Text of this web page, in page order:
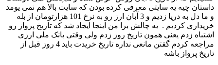
داستان چیه یه سایتی معرفی کرده بودن که سایت بالا هم نمی یومد
و ما دل به دریا زدیم و 3 آبان ارز رو به نرخ 101 هزارتومان از بله
خریداری کردیم . یه چالش برا من اینجا ایجاد شد که تاریخ پرواز رو
اشتباه زدم یعنی همون تاریخ روز زدم ولی وقتی بانک ملی ارزی
مراجعه کردم گفتن مانعی نداره تاریخ خریدت باید 4 روز قبل از
تاریخ پرواز باشه